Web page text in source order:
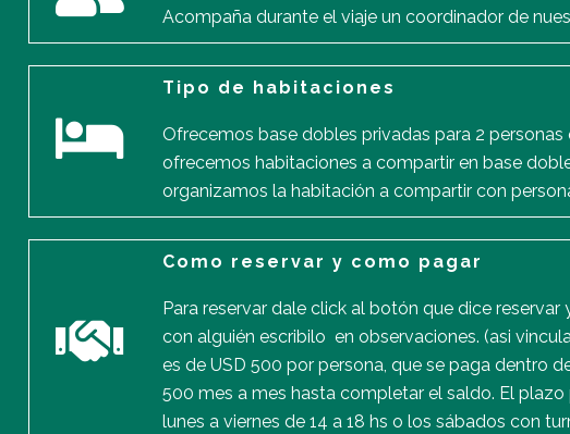
Acompaña durante el viaje un coordinador de
Tipo de habitaciones
Ofrecemos base dobles privadas para 2
ofrecemos habitaciones a compartir en base
organizamos la habitación a compartir con
Como reservar y como pagar
Para reservar dale click al botón que dice
con alguién escribilo en observaciones. (asi
es de USD 500 por persona, que se paga dentro
500 mes a mes hasta completar el saldo. El
lunes a viernes de 14 a 18 hs o los sábados con